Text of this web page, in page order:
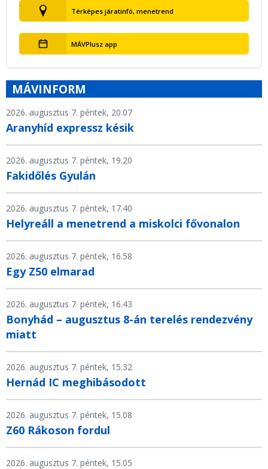
Térképes járatinfó, menetrend
MÁVPlusz app
MÁVINFORM
2026. augusztus 7. péntek, 20.07
Aranyhíd expressz késik
2026. augusztus 7. péntek, 19.20
Fakidőlés Gyulán
2026. augusztus 7. péntek, 17.40
Helyreáll a menetrend a miskolci fővonalon
2026. augusztus 7. péntek, 16.58
Egy Z50 elmarad
2026. augusztus 7. péntek, 16.43
Bonyhád – augusztus 8-án terelés rendezvény
miatt
2026. augusztus 7. péntek, 15.32
Hernád IC meghibásodott
2026. augusztus 7. péntek, 15.08
Z60 Rákoson fordul
2026. augusztus 7. péntek, 15.05